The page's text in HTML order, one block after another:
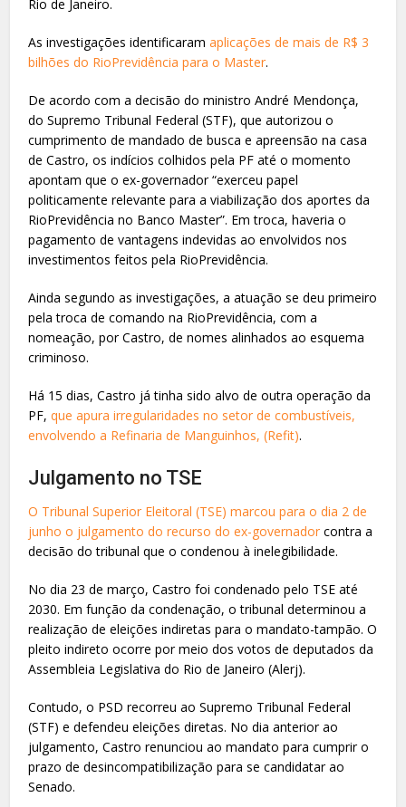
Rio de Janeiro.
As investigações identificaramaplicações de mais de R$ 3
bilhões do RioPrevidência para o Master.
De acordo com a decisão do ministro André Mendonça,
do Supremo Tribunal Federal (STF), que autorizou o
cumprimento de mandado de busca e apreensão na casa
de Castro, os indícios colhidos pela PF até o momento
apontam que o ex-governador “exerceu papel
politicamente relevante para a viabilização dos aportes da
RioPrevidência no Banco Master”. Em troca, haveria o
pagamento de vantagens indevidas ao envolvidos nos
investimentos feitos pela RioPrevidência.
Ainda segundo as investigações, a atuação se deu primeiro
pela troca de comando na RioPrevidência, com a
nomeação, por Castro, de nomes alinhados ao esquema
criminoso.
Há 15 dias, Castro já tinha sido alvo de outra operação da
PF,que apura irregularidades no setor de combustíveis,
envolvendo a Refinaria de Manguinhos, (Refit).
Julgamento no TSE
O Tribunal Superior Eleitoral (TSE) marcou para o dia 2 de
junho o julgamento do recurso do ex-governador contra a
decisão do tribunal que o condenou à inelegibilidade.
No dia 23 de março, Castro foi condenado pelo TSE até
2030. Em função da condenação, o tribunal determinou a
realização de eleições indiretas para o mandato-tampão. O
pleito indireto ocorre por meio dos votos de deputados da
Assembleia Legislativa do Rio de Janeiro (Alerj).
Contudo, o PSD recorreu ao Supremo Tribunal Federal
(STF) e defendeu eleições diretas. No dia anterior ao
julgamento, Castro renunciou ao mandato para cumprir o
prazo de desincompatibilização para se candidatar ao
Senado.